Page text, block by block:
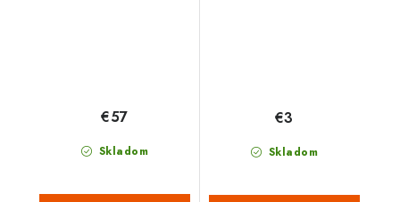
Skladom
€57
Skladom
€3